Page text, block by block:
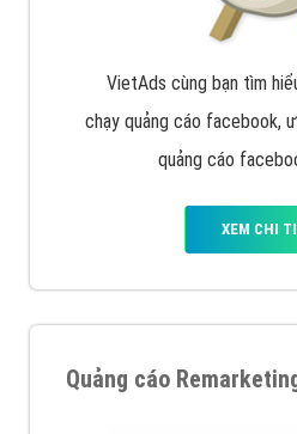
VietAds cùng bạn tìm
chạy quảng cáo facebook,
quảng cáo
XEM CHI
Quảng cáo